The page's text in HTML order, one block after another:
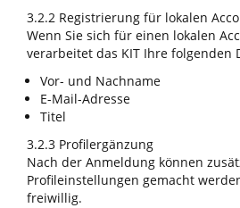
3.2.2 Registrierung für lokalen
Wenn Sie sich für einen lokalen
verarbeitet das KIT Ihre folgenden
Vor- und Nachname
E-Mail-Adresse
Titel
3.2.3 Profilergänzung
Nach der Anmeldung können
Profileinstellungen gemacht
freiwillig.